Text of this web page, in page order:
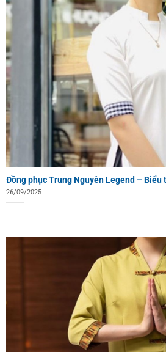
Đồng phục Trung Nguyên Legend – Biểu
26/09/2025